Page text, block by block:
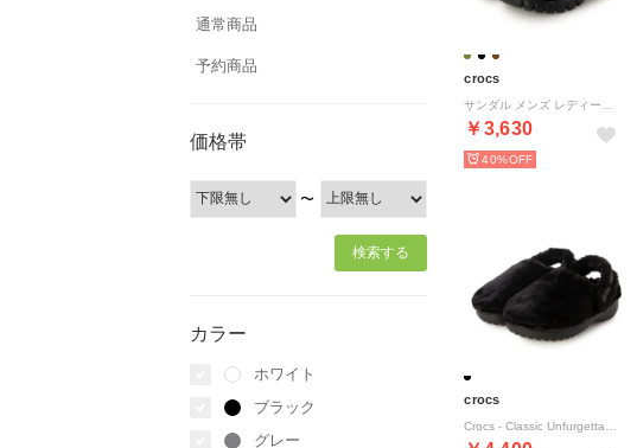
通常商品
予約商品
価格帯
〜
カラー
ホワイト
ブラック
グレー
crocs
￥3,630
40%
crocs